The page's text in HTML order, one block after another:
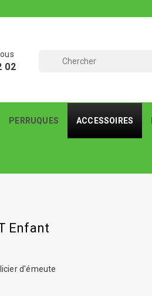
02
PERRUQUES ACCESSOIRES
Enfant
d'émeute